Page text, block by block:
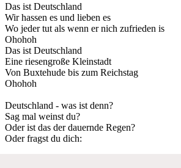
Das ist Deutschland
Wir hassen es und lieben es
Wo jeder tut als wenn er nich zufrieden is
Ohohoh
Das ist Deutschland
Eine riesengroße Kleinstadt
Von Buxtehude bis zum Reichstag
Ohohoh
Deutschland - was ist denn?
Sag mal weinst du?
Oder ist das der dauernde Regen?
Oder fragst du dich: